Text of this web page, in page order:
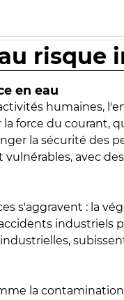
risque
en eau
humaines,
force du courant,
la sécurité des
avec
s'aggravent : la
industriels
la